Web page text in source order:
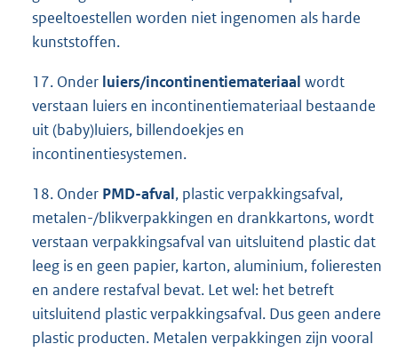
speeltoestellen worden niet ingenomen als harde
kunststoffen.
17. Onder luiers/incontinentiemateriaal wordt
verstaan luiers en incontinentiemateriaal bestaande
uit (baby)luiers, billendoekjes en
incontinentiesystemen.
18. Onder PMD-afval, plastic verpakkingsafval,
metalen-/blikverpakkingen en drankkartons, wordt
verstaan verpakkingsafval van uitsluitend plastic dat
leeg is en geen papier, karton, aluminium, folieresten
en andere restafval bevat. Let wel: het betreft
uitsluitend plastic verpakkingsafval. Dus geen andere
plastic producten. Metalen verpakkingen zijn vooral